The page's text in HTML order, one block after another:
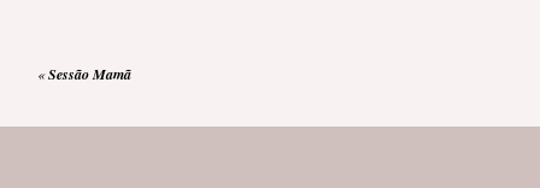
«Sessão Mamã